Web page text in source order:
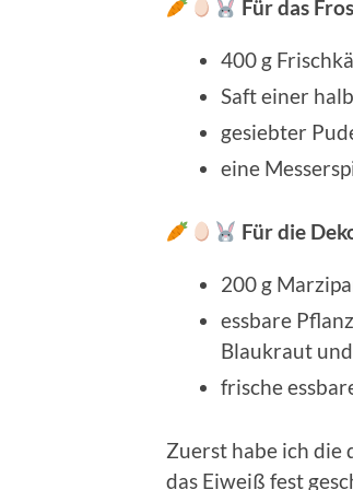
Für das
400 g
Saft einer
gesiebter
eine
Für die
200 g
essbare
Blaukraut
frische
Zuerst habe ich die
das Eiweiß fest